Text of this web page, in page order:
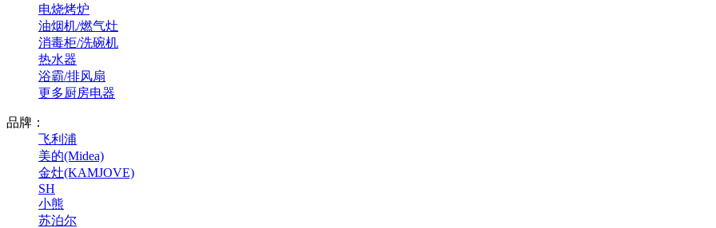
电烧烤炉
油烟机/燃气灶
消毒柜/洗碗机
热水器
浴霸/排风扇
更多厨房电器
品牌：
飞利浦
美的(Midea)
金灶(KAMJOVE)
SH
小熊
苏泊尔